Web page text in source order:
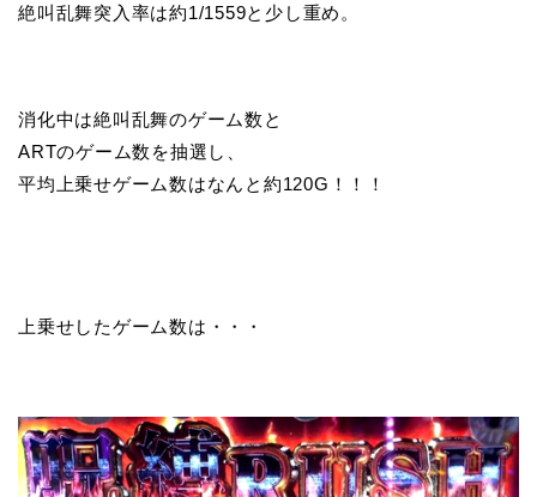
絶叫乱舞突入率は約1/1559と少し重め。
消化中は絶叫乱舞のゲーム数と
ARTのゲーム数を抽選し、
平均上乗せゲーム数はなんと約120G！！！
上乗せしたゲーム数は・・・